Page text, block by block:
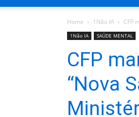
Home 1Não IA CFP
1Não IA SAÚDE MENTAL
CFP
“Nova